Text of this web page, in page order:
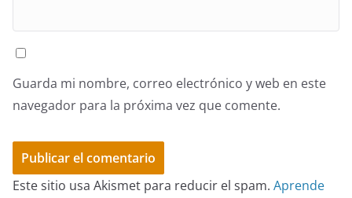
Guarda mi nombre, correo electrónico y web en este
navegador para la próxima vez que comente.
Este sitio usa Akismet para reducir el spam. Aprende